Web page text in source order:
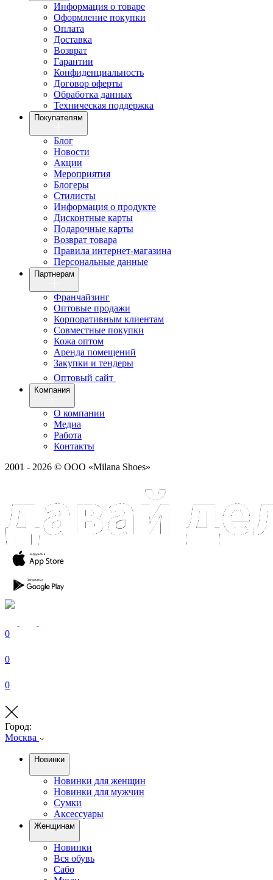
Информация о товаре
Оформление покупки
Оплата
Доставка
Возврат
Гарантии
Конфиденциальность
Договор оферты
Обработка данных
Техническая поддержка
Покупателям
Блог
Новости
Акции
Мероприятия
Блогеры
Стилисты
Информация о продукте
Дисконтные карты
Подарочные карты
Возврат товара
Правила интернет-магазина
Персональные данные
Партнерам
Франчайзинг
Оптовые продажи
Корпоративным клиентам
Совместные покупки
Кожа оптом
Аренда помещений
Закупки и тендеры
Оптовый сайт
Компания
О компании
Медиа
Работа
Контакты
2001 - 2026 © ООО «Milana Shoes»
0
0
0
Город:
Москва
Новинки
Новинки для женщин
Новинки для мужчин
Сумки
Аксессуары
Женщинам
Новинки
Вся обувь
Сабо